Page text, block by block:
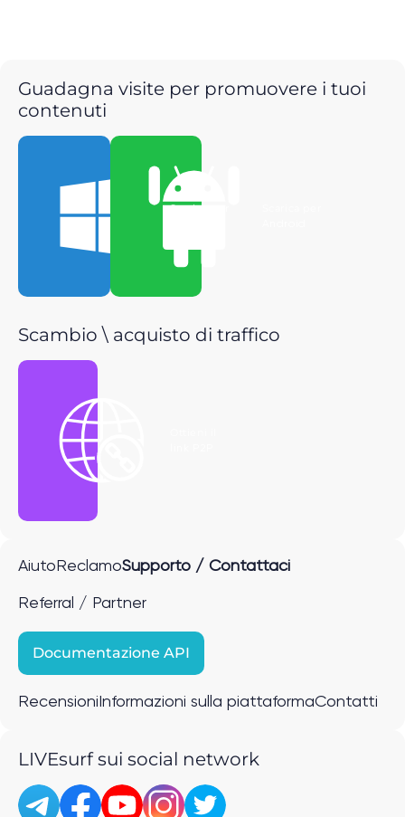
Guadagna visite per promuovere i tuoi
contenuti
Scarica per
Scambio \ acquisto di traffico
Aiuto ReclamoSupporto / Contattaci
Referral / Partner
Documentazione API
Recensioni Informazioni sulla piattaformaContatti
LIVEsurf sui social network